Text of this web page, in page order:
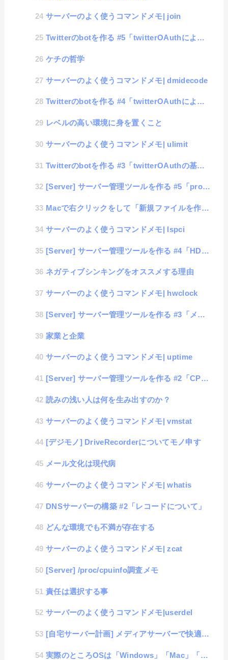
サーバーのよく使うコマンドメモ| join
Twitterのbotを作る #5「twitterOAuthによる情報収集（最大数超え）」
ケチの哲学
サーバーのよく使うコマンドメモ| dmidecode
Twitterのbotを作る #4「twitterOAuthによる情報収集（フォロワーとフォローのリ...
レベルの高い環境に身を置くこと
サーバーのよく使うコマンドメモ| ulimit
Twitterのbotを作る #3「twitterOAuthの基本操作」
[Server] サーバー管理ツールを作る #5「proc値の取得」
Macで右クリックをして「新規ファイルを作成」する方法
サーバーのよく使うコマンドメモ| lspci
[Server] サーバー管理ツールを作る #4「HDD使用値の取得」
ネガティブシンキングをオススメする理由
サーバーのよく使うコマンドメモ| hwclock
[Server] サーバー管理ツールを作る #3「メモリ使用値の取得」
家業と企業
サーバーのよく使うコマンドメモ| uptime
[Server] サーバー管理ツールを作る #2「CPU負荷値の取得」
読みの浅い人は何を生み出すのか？
サーバーのよく使うコマンドメモ| vmstat
[デジモノ] DriveRecorderについてモノ申す
メール文化は現代病
サーバーのよく使うコマンドメモ| whatis
DNSサーバーの構築 #2「レコードについて」
どんな環境でも不満が存在する
サーバーのよく使うコマンドメモ| zcat
[Server] /proc/cpuinfo調査メモ
責任は選択する事
サーバーのよく使うコマンドメモ|userdel
[自宅サーバー計画] メディアサーバーで快適動画生活 #1「DLNA構築」
実際のところOSは「Windows」「Mac」「Linux」のどれがいいの？